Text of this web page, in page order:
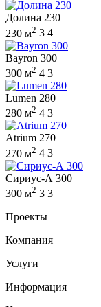
Долина 230
230 м2 3 4
Bayron 300
300 м2 4 3
Lumen 280
280 м2 4 3
Atrium 270
270 м2 4 3
Сириус-А 300
300 м2 3 3
Проекты
Компания
Услуги
Информация